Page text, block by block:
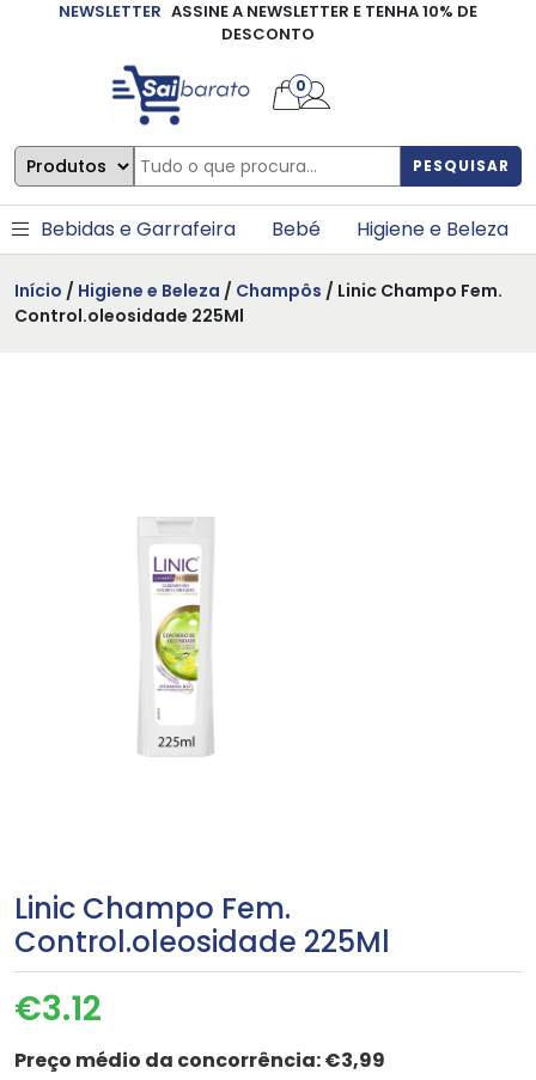
NEWSLETTER ASSINE A NEWSLETTER E TENHA 10% DE
DESCONTO
PESQUISAR
0
Bebidas e Garrafeira Bebé Higiene e Beleza
Início / Higiene e Beleza / Champôs / Linic Champo Fem.
Control.oleosidade 225Ml
Linic Champo Fem.
Control.oleosidade 225Ml
€3.12
Preço médio da concorrência:€3,99